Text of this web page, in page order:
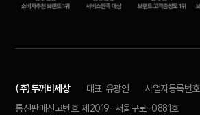
(주)두꺼비세상 대표. 유광연
사업자등록
통신판매신고번호. 제2019-서울구로-0881호